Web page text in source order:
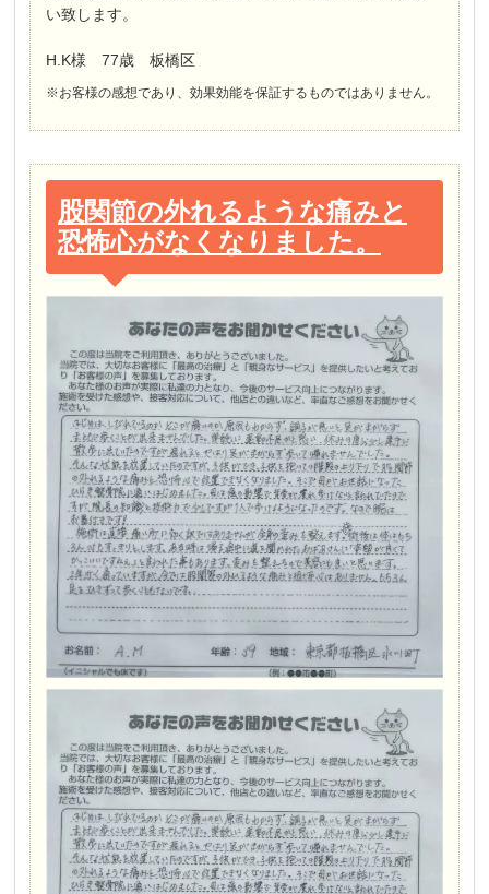
い致します。
H.K様 77歳 板橋区
※お客様の感想であり、効果効能を保証するものではありません。
股関節の外れるような痛みと
恐怖心がなくなりました。